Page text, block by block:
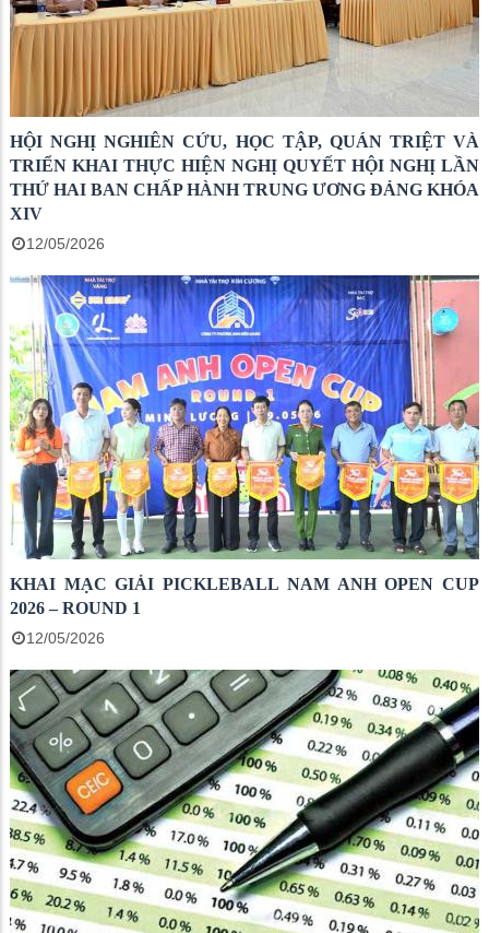
HỘI NGHỊ NGHIÊN CỨU, HỌC TẬP, QUÁN TRIỆT VÀ
TRIỂN KHAI THỰC HIỆN NGHỊ QUYẾT HỘI NGHỊ LẦN
THỨ HAI BAN CHẤP HÀNH TRUNG ƯƠNG ĐẢNG KHÓA
XIV
12/05/2026
KHAI MẠC GIẢI PICKLEBALL NAM ANH OPEN CUP
2026 – ROUND 1
12/05/2026